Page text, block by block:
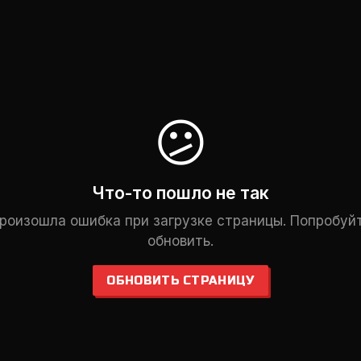
😕
Что-то пошло не так
ошибка при загрузке страницы.
обновить.
ОБНОВИТЬ СТРАНИЦУ